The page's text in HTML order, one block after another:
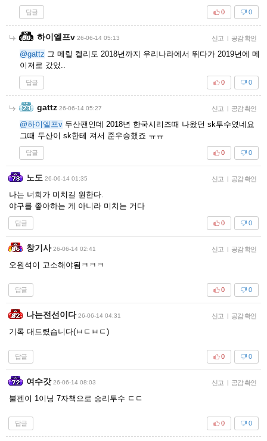
답글 0
0
하이엘프v 26-06-14 05:13 신고 | 공감 확인
@gattz 그 메릴 켈리도 2018년까지 우리나라에서 뛰다가 2019년에 메
이저로 갔었..
답글 0
0
gattz 26-06-14 05:27 신고 | 공감 확인
@하이엘프v 두산팬인데 2018년 한국시리즈때 나왔던 sk투수였네요
그때 두산이 sk한테 져서 준우승했죠 ㅠㅠ
답글 0
0
노도 26-06-14 01:35 신고 | 공감 확인
나는 너희가 미치길 원한다.
야구를 좋아하는 게 아니라 미치는 거다
답글 0
0
창기사 26-06-14 02:41 신고 | 공감 확인
오원석이 고소해야됨ㅋㅋㅋ
답글 0
0
나는전선이다 26-06-14 04:31 신고 | 공감 확인
기록 대드렸습니다(ㅂㄷㅂㄷ)
답글 0
0
여수갓 26-06-14 08:03 신고 | 공감 확인
불펜이 1이닝 7자책으로 승리투수 ㄷㄷ
답글 0
0